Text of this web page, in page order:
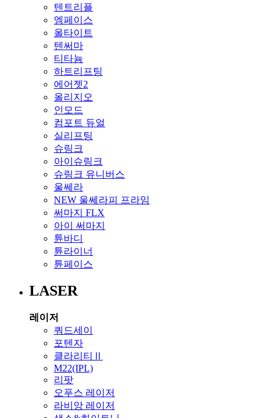
텐트리플
엠페이스
올타이트
텐써마
티타늄
하트리프팅
에어젯2
올리지오
인모드
컴포트 듀얼
실리프팅
슈링크
아이슈링크
슈링크 유니버스
울쎄라
NEW 울쎄라피 프라임
써마지 FLX
아이 써마지
튠바디
튠라이너
튠페이스
LASER
레이저
쿼드세이
포텐자
클라리티Ⅱ
M22(IPL)
리팟
오푸스 레이저
라비앙 레이저